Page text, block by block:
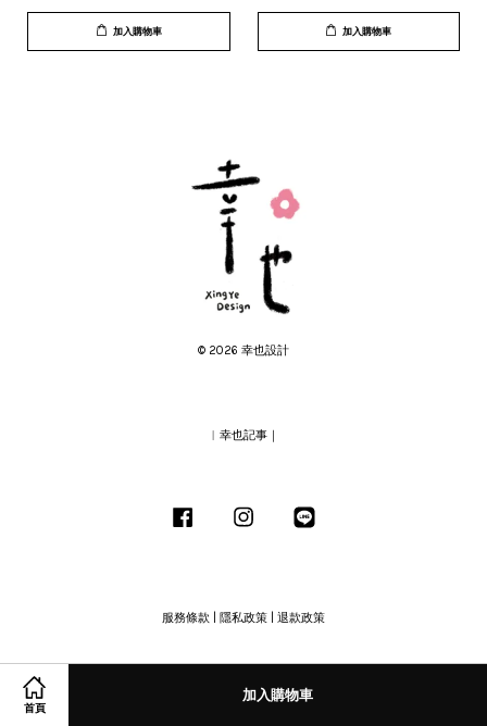
首頁
加入購物車
加入購物車 加入購物車
© 2026 幸也設計
︱幸也記事｜
Facebook Instagram
服務條款 隱私政策 退款政策